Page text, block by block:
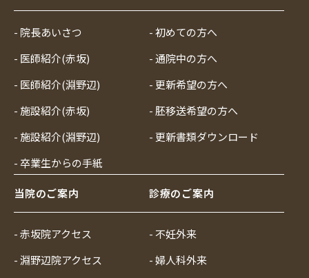
- 院長あいさつ
- 医師紹介(赤坂)
- 医師紹介(淵野辺)
- 施設紹介(赤坂)
- 施設紹介(淵野辺)
- 卒業生からの手紙
- 初めての方へ
- 通院中の方へ
- 更新希望の方へ
- 胚移送希望の方へ
- 更新書類ダウンロード
当院のご案内
- 赤坂院アクセス
- 淵野辺院アクセス
診療のご案内
- 不妊外来
- 婦人科外来